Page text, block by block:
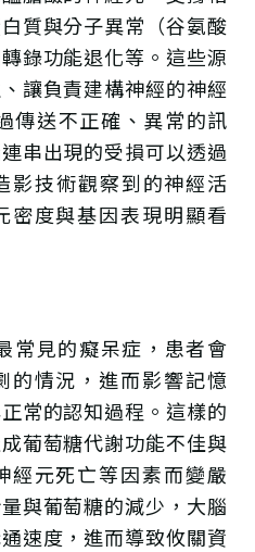
質與分子異常（谷氨酸
錄功能退化等。這些源
讓負責建構神經的神經
傳送不正確、異常的訊
串出現的受損可以透過
影技術觀察到的神經活
密度與基因表現明顯看
常見的癡呆症，患者會
的情況，進而影響記憶
常的認知過程。這樣的
葡萄糖代謝功能不佳與
經元死亡等因素而變嚴
與葡萄糖的減少，大腦
速度，進而導致攸關資